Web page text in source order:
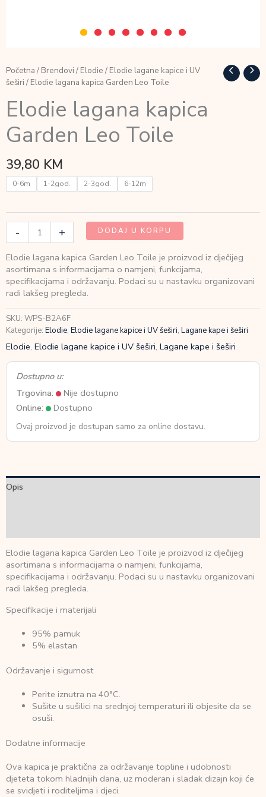
Početna / Brendovi / Elodie / Elodie lagane kapice i UV
šeširi / Elodie lagana kapica Garden Leo Toile
Elodie lagana kapica
Garden Leo Toile
39,80 KM
0-6m 1-2god. 2-3god. 6-12m
-
Garden
Leo
Toile
količina
+ DODAJ U KORPU
Elodie lagana kapica Garden Leo Toile je proizvod iz dječijeg
asortimana s informacijama o namjeni, funkcijama,
specifikacijama i održavanju. Podaci su u nastavku organizovani
radi lakšeg pregleda.
SKU: WPS-B2A6F
Kategorije: Elodie, Elodie lagane kapice i UV šeširi, Lagane kape i šeširi
Elodie, Elodie lagane kapice i UV šeširi, Lagane kape i šeširi
Dostupno u:
Trgovina:
Nije dostupno
Online:
Dostupno
Ovaj proizvod je dostupan samo za online dostavu.
Opis
Elodie lagana kapica Garden Leo Toile je proizvod iz dječijeg
asortimana s informacijama o namjeni, funkcijama,
specifikacijama i održavanju. Podaci su u nastavku organizovani
radi lakšeg pregleda.
Specifikacije i materijali
95% pamuk
5% elastan
Održavanje i sigurnost
Perite iznutra na 40°C.
Sušite u sušilici na srednjoj temperaturi ili objesite da se
osuši.
Dodatne informacije
Ova kapica je praktična za održavanje topline i udobnosti
djeteta tokom hladnijih dana, uz moderan i sladak dizajn koji će
se svidjeti i roditeljima i djeci.